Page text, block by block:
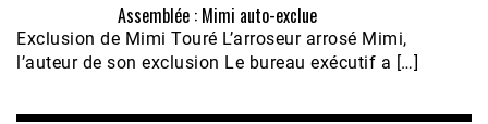
Assemblée : Mimi auto-exclue
Exclusion de Mimi Touré L’arroseur arrosé Mimi,
l’auteur de son exclusion Le bureau exécutif a […]